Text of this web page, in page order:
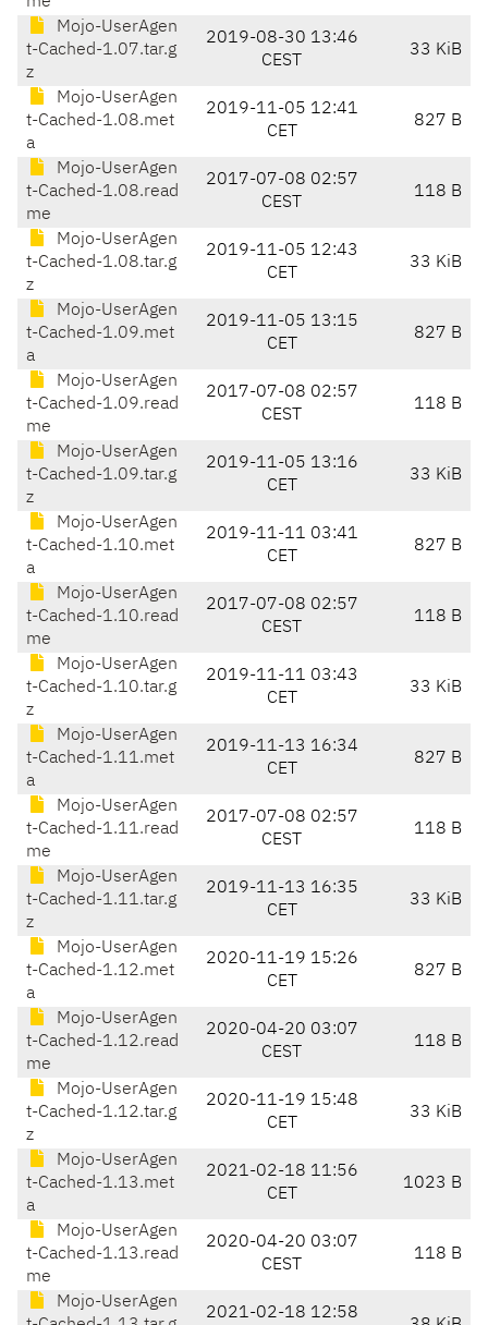
Mojo-UserAgen
t-Cached-1.07.tar.g
z
2019-08-30 13:46
CEST
33 KiB
Mojo-UserAgen
t-Cached-1.08.met
a
2019-11-05 12:41
CET
827 B
Mojo-UserAgen
t-Cached-1.08.read
me
2017-07-08 02:57
CEST
118 B
Mojo-UserAgen
t-Cached-1.08.tar.g
z
2019-11-05 12:43
CET
33 KiB
Mojo-UserAgen
t-Cached-1.09.met
a
2019-11-05 13:15
CET
827 B
Mojo-UserAgen
t-Cached-1.09.read
me
2017-07-08 02:57
CEST
118 B
Mojo-UserAgen
t-Cached-1.09.tar.g
z
2019-11-05 13:16
CET
33 KiB
Mojo-UserAgen
t-Cached-1.10.met
a
2019-11-11 03:41
CET
827 B
Mojo-UserAgen
t-Cached-1.10.read
me
2017-07-08 02:57
CEST
118 B
Mojo-UserAgen
t-Cached-1.10.tar.g
z
2019-11-11 03:43
CET
33 KiB
Mojo-UserAgen
t-Cached-1.11.met
a
2019-11-13 16:34
CET
827 B
Mojo-UserAgen
t-Cached-1.11.read
me
2017-07-08 02:57
CEST
118 B
Mojo-UserAgen
t-Cached-1.11.tar.g
z
2019-11-13 16:35
CET
33 KiB
Mojo-UserAgen
t-Cached-1.12.met
a
2020-11-19 15:26
CET
827 B
Mojo-UserAgen
t-Cached-1.12.read
me
2020-04-20 03:07
CEST
118 B
Mojo-UserAgen
t-Cached-1.12.tar.g
z
2020-11-19 15:48
CET
33 KiB
Mojo-UserAgen
t-Cached-1.13.met
a
2021-02-18 11:56
CET
1023 B
Mojo-UserAgen
t-Cached-1.13.read
me
2020-04-20 03:07
CEST
118 B
Mojo-UserAgen
2021-02-18 12:58